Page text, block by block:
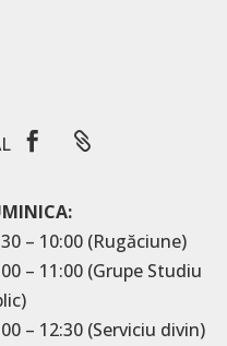
 
– 10:00 (Rugăciune)
– 11:00 (Grupe Studiu
– 12:30 (Serviciu divin)